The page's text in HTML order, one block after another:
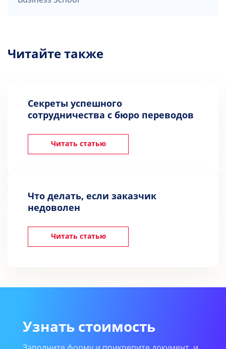
Читайте также
Секреты успешного
сотрудничества с бюро переводов
Читать статью
Что делать, если заказчик
недоволен
Читать статью
Узнать стоимость